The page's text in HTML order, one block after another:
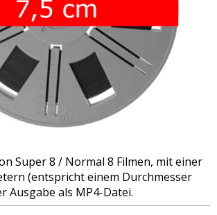
Super 8 / Normal 8 Filmen, mit einer
(entspricht einem Durchmesser
Ausgabe als MP4-Datei.